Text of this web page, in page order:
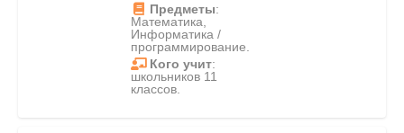
Предметы:
Математика,
Информатика /
программирование.
Кого учит:
школьников 11
классов.